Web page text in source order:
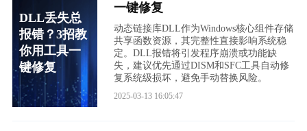
DLL丢失总
报错？3招教
你用工具一
键修复
一键修复
动态链接库DLL作为Windows核心组件存储
共享函数资源，其完整性直接影响系统稳
定。DLL报错将引发程序崩溃或功能缺
失，建议优先通过DISM和SFC工具自动修
复系统级损坏，避免手动替换风险。
2025-03-13 16:05:47